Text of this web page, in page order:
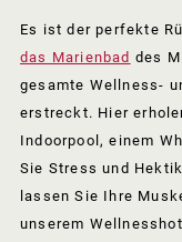
Es ist der perfekte
das Marienbad des
gesamte Wellness-
erstreckt. Hier
Indoorpool, einem
Sie Stress und
lassen Sie Ihre
unserem